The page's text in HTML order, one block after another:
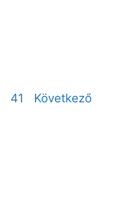
Oldal
41
Következő